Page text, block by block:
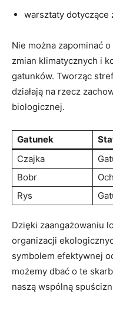
warsztaty dotyczące
Nie można zapominać
zmian klimatycznych i
gatunków. ‍Tworząc​
działają⁣ na‍ rzecz
biologicznej.
Gatunek
Czajka
Bobr
Rys
Dzięki ‍zaangażowaniu
organizacji
symbolem ‌efektywnej
możemy dbać o‌ te
naszą ⁤wspólną